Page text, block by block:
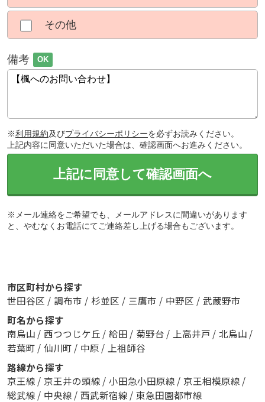
その他
備考 OK
※利用規約及びプライバシーポリシーを必ずお読みください。
上記内容に同意いただいた場合は、確認画面へお進みください。
上記に同意して確認画面へ
※メール連絡をご希望でも、メールアドレスに間違いがあります
と、やむなくお電話にてご連絡差し上げる場合もございます。
市区町村から探す
世田谷区 / 調布市 / 杉並区 / 三鷹市 / 中野区 / 武蔵野市
町名から探す
南烏山 / 西つつじケ丘 / 給田 / 菊野台 / 上高井戸 / 北烏山 /
若葉町 / 仙川町 / 中原 / 上祖師谷
路線から探す
京王線 / 京王井の頭線 / 小田急小田原線 / 京王相模原線 /
総武線 / 中央線 / 西武新宿線 / 東急田園都市線